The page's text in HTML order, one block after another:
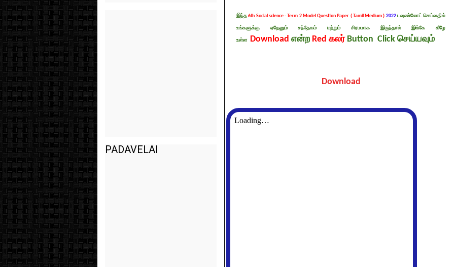
இந்த6th Social science - Term 2 Model Question Paper ( Tamil Medium ) 2022டவுண்லோட் செய்வதில்
உங்களுக்கு ஏதேனும் சந்தேகம் மற்றும் சிரமமாக இருந்தால் இங்கே கீழே
உள்ள Download என்ற Red கலர்Button Click செய்யவும்
Download
PADAVELAI